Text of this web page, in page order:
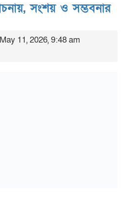
সংশয় ও সম্ভবনার
11, 2026, 9:48 am